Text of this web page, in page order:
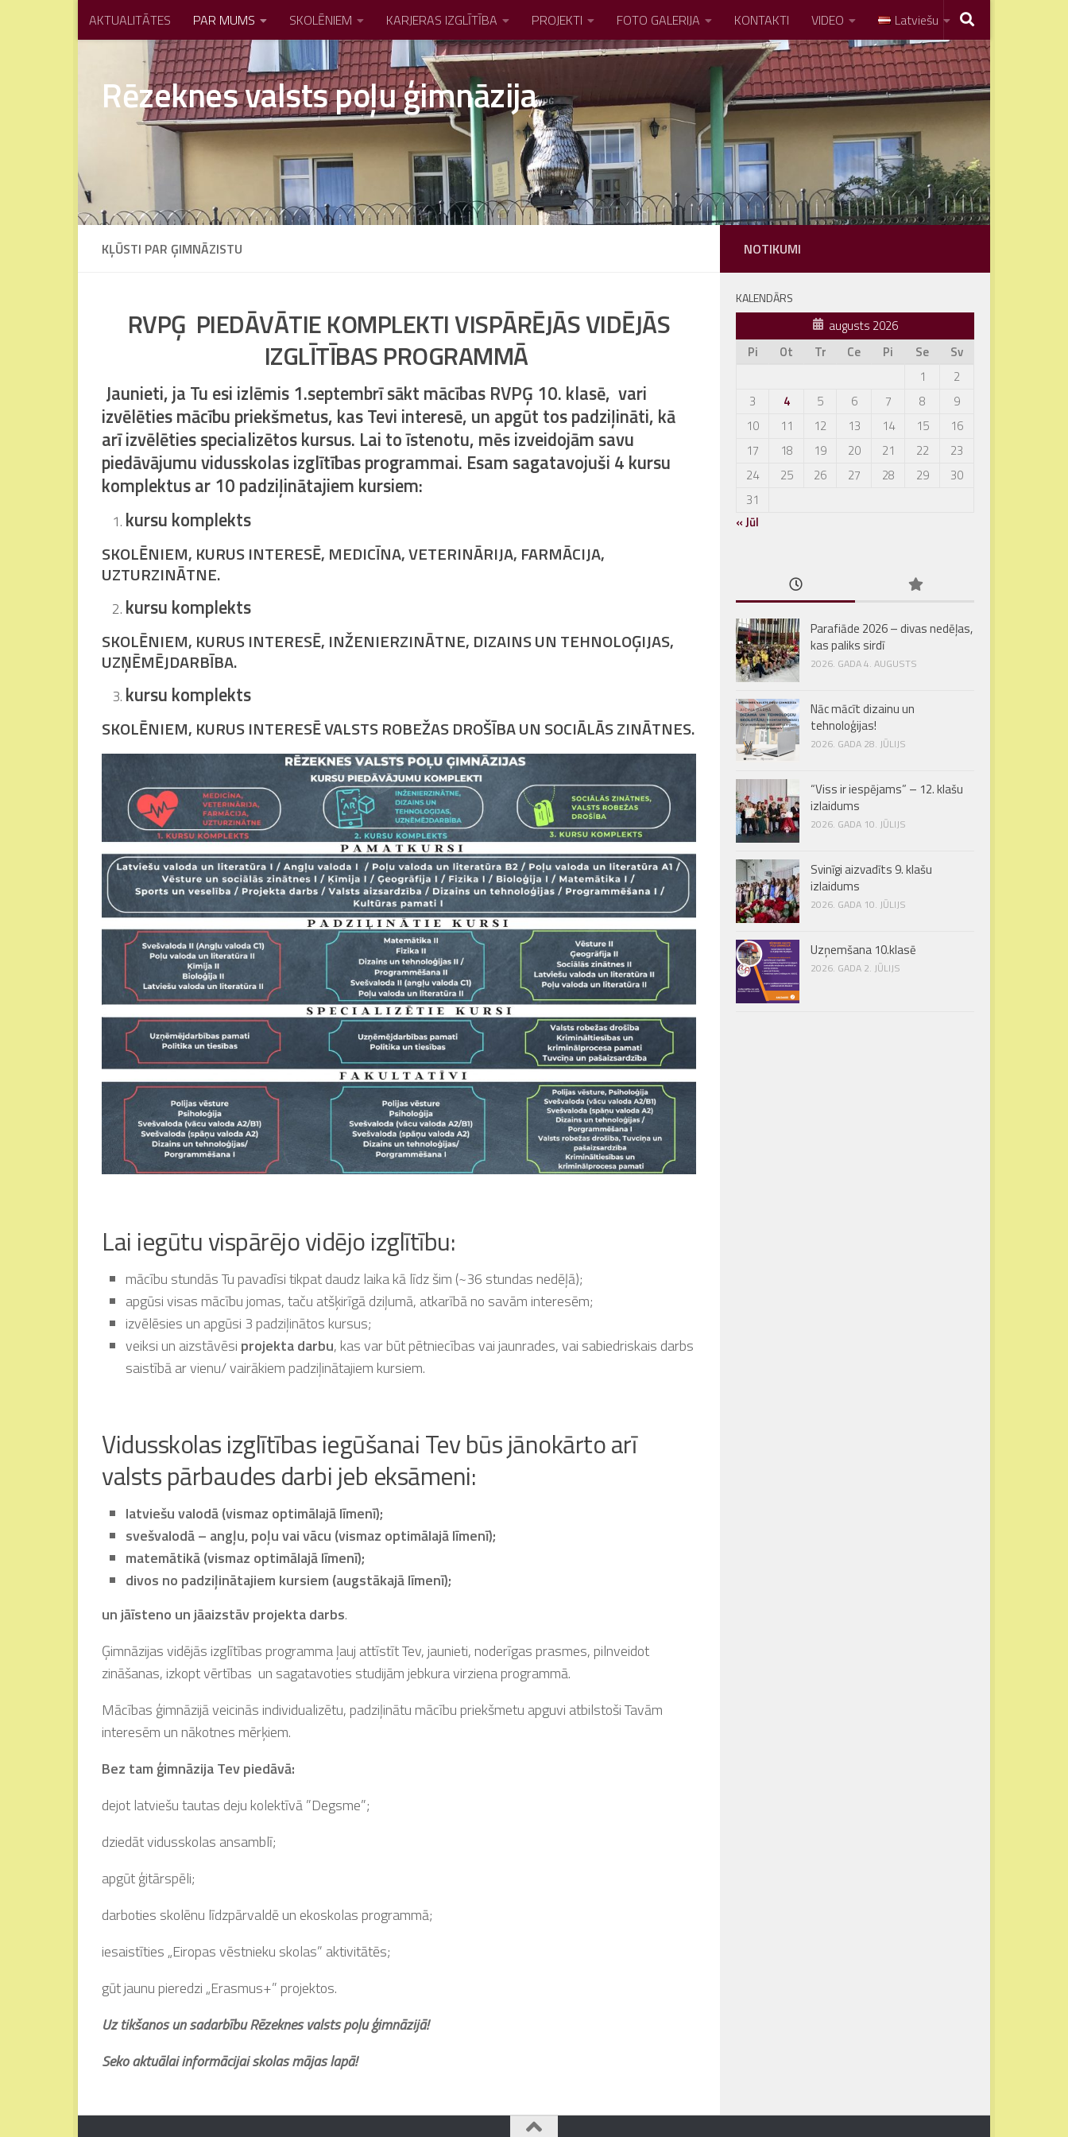
Skip to content
AKTUALITĀTES PAR MUMS SKOLĒNIEM KARJERAS IZGLĪTĪBA PROJEKTI FOTO GALERIJA KONTAKTI VIDEO Latviešu
Rēzeknes valsts poļu ģimnāzija
KĻŪSTI PAR ĢIMNĀZISTU
RVPĢ PIEDĀVĀTIE KOMPLEKTI VISPĀRĒJĀS VIDĒJĀS
IZGLĪTĪBAS PROGRAMMĀ
Jaunieti, ja Tu esi izlēmis 1.septembrī sākt mācības RVPĢ 10. klasē, vari
izvēlēties mācību priekšmetus, kas Tevi interesē, un apgūt tos padziļināti, kā
arī izvēlēties specializētos kursus. Lai to īstenotu, mēs izveidojām savu
piedāvājumu vidusskolas izglītības programmai. Esam sagatavojuši 4 kursu
komplektus ar 10 padziļinātajiem kursiem:
kursu komplekts
SKOLĒNIEM, KURUS INTERESĒ, MEDICĪNA, VETERINĀRIJA, FARMĀCIJA,
UZTURZINĀTNE.
kursu komplekts
SKOLĒNIEM, KURUS INTERESĒ, INŽENIERZINĀTNE, DIZAINS UN TEHNOLOĢIJAS,
UZŅĒMĒJDARBĪBA.
kursu komplekts
SKOLĒNIEM, KURUS INTERESĒ VALSTS ROBEŽAS DROŠĪBA UN SOCIĀLĀS ZINĀTNES.
Lai iegūtu vispārējo vidējo izglītību:
mācību stundās Tu pavadīsi tikpat daudz laika kā līdz šim (~36 stundas nedēļā);
apgūsi visas mācību jomas, taču atšķirīgā dziļumā, atkarībā no savām interesēm;
izvēlēsies un apgūsi 3 padziļinātos kursus;
veiksi un aizstāvēsi projekta darbu, kas var būt pētniecības vai jaunrades, vai sabiedriskais darbs
saistībā ar vienu/ vairākiem padziļinātajiem kursiem.
Vidusskolas izglītības iegūšanai Tev būs jānokārto arī
valsts pārbaudes darbi jeb eksāmeni:
latviešu valodā (vismaz optimālajā līmenī);
svešvalodā – angļu, poļu vai vācu (vismaz optimālajā līmenī);
matemātikā (vismaz optimālajā līmenī);
divos no padziļinātajiem kursiem (augstākajā līmenī);
un jāīsteno un jāaizstāvprojekta darbs.
Ģimnāzijas vidējās izglītības programma ļauj attīstīt Tev, jaunieti, noderīgas prasmes, pilnveidot
zināšanas, izkopt vērtības un sagatavoties studijām jebkura virziena programmā.
Mācības ģimnāzijā veicinās individualizētu, padziļinātu mācību priekšmetu apguvi atbilstoši Tavām
interesēm un nākotnes mērķiem.
Bez tam ģimnāzija Tev piedāvā:
dejot latviešu tautas deju kolektīvā ”Degsme”;
dziedāt vidusskolas ansamblī;
apgūt ģitārspēli;
darboties skolēnu līdzpārvaldē un ekoskolas programmā;
iesaistīties „Eiropas vēstnieku skolas” aktivitātēs;
gūt jaunu pieredzi „Erasmus+” projektos.
Uz tikšanos un sadarbību Rēzeknes valsts poļu ģimnāzijā!
Seko aktuālai informācijai skolas mājas lapā!
NOTIKUMI
KALENDĀRS
augusts 2026
Pi
Ot Tr Ce Pi Se
Sv
1
2
3
4 5 6 7 8
9
10
11 12 13 14 15
16
17
18 19 20 21 22
23
24
25 26 27 28 29
30
31
« Jūl
Parafiāde 2026 – divas nedēļas,
kas paliks sirdī
2026. GADA 4. AUGUSTS
Nāc mācīt dizainu un
tehnoloģijas!
2026. GADA 28. JŪLIJS
“Viss ir iespējams” – 12. klašu
izlaidums
2026. GADA 10. JŪLIJS
Svinīgi aizvadīts 9. klašu
izlaidums
2026. GADA 10. JŪLIJS
Uzņemšana 10.klasē
2026. GADA 2. JŪLIJS